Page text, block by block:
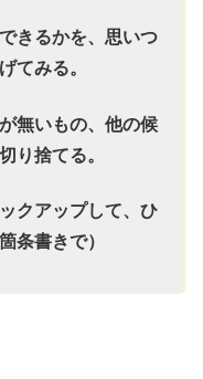
きるかを、思いつ
てみる。
無いもの、他の候
り捨てる。
クアップして、ひ
条書きで）